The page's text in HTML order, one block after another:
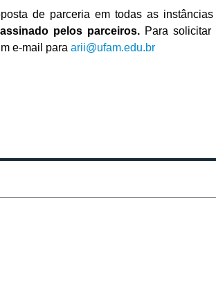
de parceria em todas as instâncias
pelos parceiros. Para
e-mail para arii@ufam.edu.br